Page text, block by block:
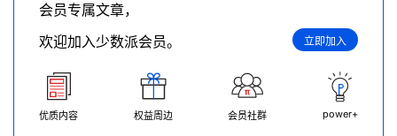
会员专属文章，
欢迎加入少数派会员。
立即加入
优质内容 权益周边 会员社群 power+